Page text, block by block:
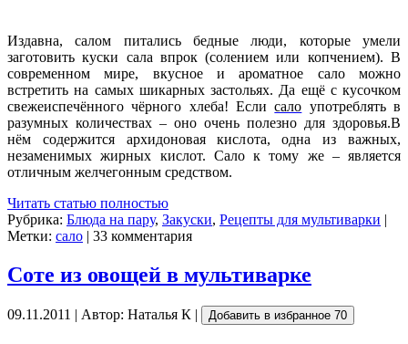
Издавна, салом питались бедные люди, которые умели
заготовить куски сала впрок (солением или копчением). В
современном мире, вкусное и ароматное сало можно
встретить на самых шикарных застольях. Да ещё с кусочком
свежеиспечённого чёрного хлеба! Еслисало употреблять в
разумных количествах – оно очень полезно для здоровья.В
нём содержится архидоновая кислота, одна из важных,
незаменимых жирных кислот. Сало к тому же – является
отличным желчегонным средством.
Читать статью полностью
Рубрика: Блюда на пару, Закуски, Рецепты для мультиварки |
Метки: сало | 33 комментария
Соте из овощей в мультиварке
09.11.2011 | Автор: Наталья К | Добавить в избранное 70